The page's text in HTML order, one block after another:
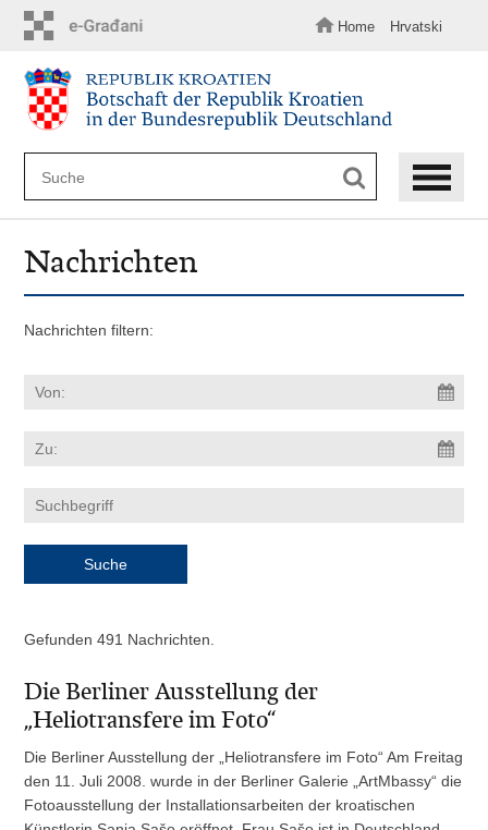
Hauptinhalt
Home Hrvatski
Nachrichten
Nachrichten filtern:
Gefunden 491 Nachrichten.
Die Berliner Ausstellung der
„Heliotransfere im Foto“
Die Berliner Ausstellung der „Heliotransfere im Foto“ Am Freitag
den 11. Juli 2008. wurde in der Berliner Galerie „ArtMbassy“ die
Fotoausstellung der Installationsarbeiten der kroatischen